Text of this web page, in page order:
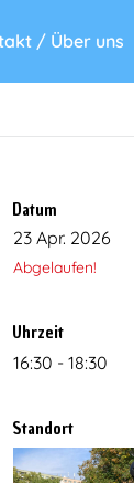
/ Über uns
Datum
23 Apr. 2026
Abgelaufen!
Uhrzeit
16:30 - 18:30
Standort